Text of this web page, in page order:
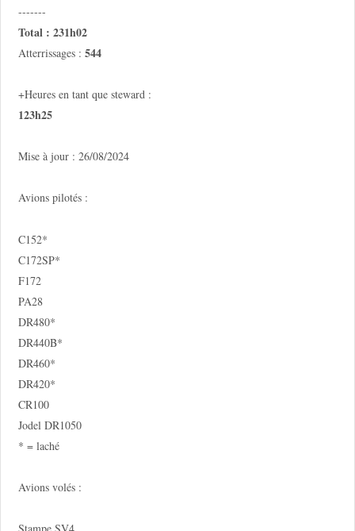
-------
Total : 231h02
Atterrissages : 544
+Heures en tant que steward :
123h25
Mise à jour : 26/08/2024
Avions pilotés :
C152*
C172SP*
F172
PA28
DR480*
DR440B*
DR460*
DR420*
CR100
Jodel DR1050
* = laché
Avions volés :